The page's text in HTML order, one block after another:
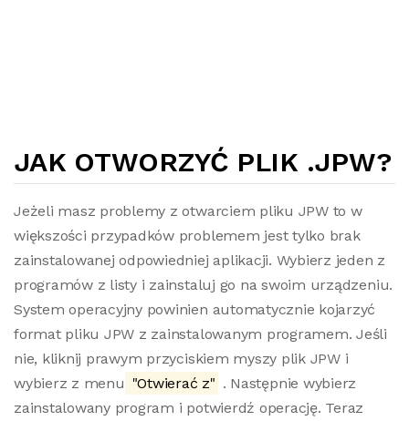
JAK OTWORZYĆ PLIK .JPW?
Jeżeli masz problemy z otwarciem pliku JPW to w
większości przypadków problemem jest tylko brak
zainstalowanej odpowiedniej aplikacji. Wybierz jeden z
programów z listy i zainstaluj go na swoim urządzeniu.
System operacyjny powinien automatycznie kojarzyć
format pliku JPW z zainstalowanym programem. Jeśli
nie, kliknij prawym przyciskiem myszy plik JPW i
wybierz z menu "Otwierać z" . Następnie wybierz
zainstalowany program i potwierdź operację. Teraz